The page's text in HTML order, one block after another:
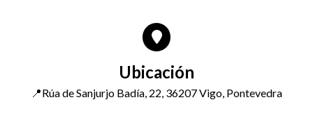
Ubicación
📍Rúa de Sanjurjo Badía, 22, 36207 Vigo, Pontevedra